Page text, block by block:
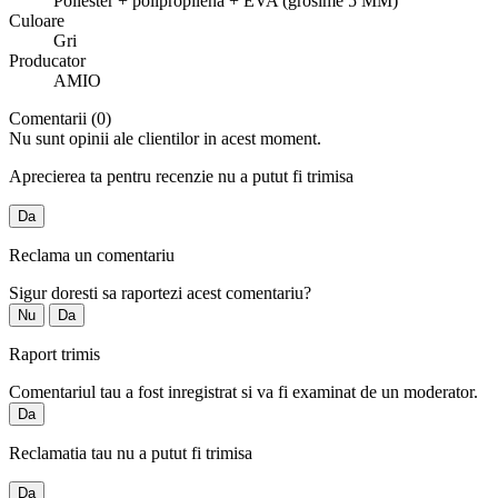
Culoare
Gri
Producator
AMIO
Comentarii (0)
Nu sunt opinii ale clientilor in acest moment.
Aprecierea ta pentru recenzie nu a putut fi trimisa
Da
Reclama un comentariu
Sigur doresti sa raportezi acest comentariu?
Nu Da
Raport trimis
Comentariul tau a fost inregistrat si va fi examinat de un moderator.
Da
Reclamatia tau nu a putut fi trimisa
Da